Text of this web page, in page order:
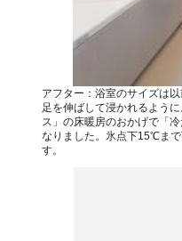
アフター：浴室のサイズは
足を伸ばして浸かれるよう
ス」の床暖房のおかげで「
なりました。氷点下15℃ま
す。